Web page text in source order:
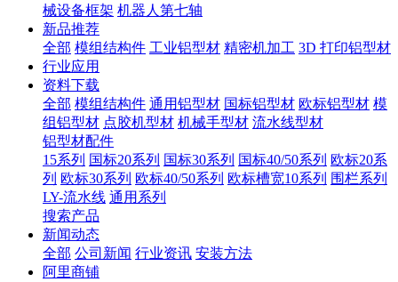
械设备框架 机器人第七轴
新品推荐
全部 模组结构件 工业铝型材 精密机加工 3D 打印铝型材
行业应用
资料下载
全部 模组结构件 通用铝型材 国标铝型材 欧标铝型材 模
组铝型材 点胶机型材 机械手型材 流水线型材
铝型材配件
15系列 国标20系列 国标30系列 国标40/50系列 欧标20系
列 欧标30系列 欧标40/50系列 欧标槽宽10系列 围栏系列
LY-流水线 通用系列
搜索产品
新闻动态
全部 公司新闻 行业资讯 安装方法
阿里商铺